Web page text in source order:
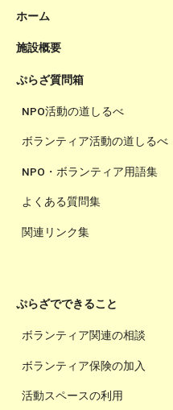
ホーム
施設概要
ぷらざ質問箱
NPO活動の道しるべ
ボランティア活動の道しるべ
NPO・ボランティア用語集
よくある質問集
関連リンク集
ぷらざでできること
ボランティア関連の相談
ボランティア保険の加入
活動スペースの利用